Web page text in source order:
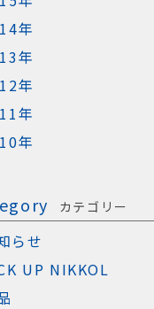
年
年
年
年
年
カテゴリー
らせ
UP NIKKOL